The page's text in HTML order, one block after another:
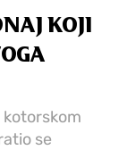
KOJI
kotorskom
se